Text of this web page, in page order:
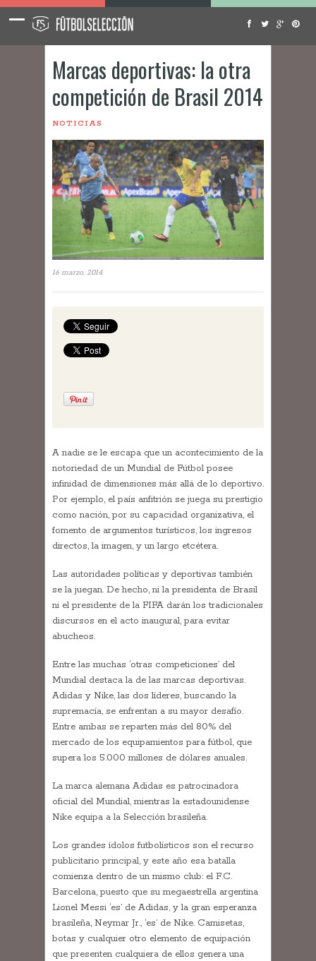
Marcas deportivas: la otra
competición de Brasil 2014
NOTICIAS
16 marzo, 2014
A nadie se le escapa que un acontecimiento de la
notoriedad de un Mundial de Fútbol posee
infinidad de dimensiones más allá de lo deportivo.
Por ejemplo, el país anfitrión se juega su prestigio
como nación, por su capacidad organizativa, el
fomento de argumentos turísticos, los ingresos
directos, la imagen, y un largo etcétera.
Las autoridades políticas y deportivas también
se la juegan. De hecho, ni la presidenta de Brasil
ni el presidente de la FIFA darán los tradicionales
discursos en el acto inaugural, para evitar
abucheos.
Entre las muchas ‘otras competiciones’ del
Mundial destaca la de las marcas deportivas.
Adidas y Nike, las dos líderes, buscando la
supremacía, se enfrentan a su mayor desafío.
Entre ambas se reparten más del 80% del
mercado de los equipamientos para fútbol, que
supera los 5.000 millones de dólares anuales.
La marca alemana Adidas es patrocinadora
oficial del Mundial, mientras la estadounidense
Nike equipa a la Selección brasileña.
Los grandes ídolos futbolísticos son el recurso
publicitario principal, y este año esa batalla
comienza dentro de un mismo club: el F.C.
Barcelona, puesto que su megaestrella argentina
Lionel Messi ‘es’ de Adidas, y la gran esperanza
brasileña, Neymar Jr., ‘es’ de Nike. Camisetas,
botas y cualquier otro elemento de equipación
que presenten cualquiera de ellos genera una